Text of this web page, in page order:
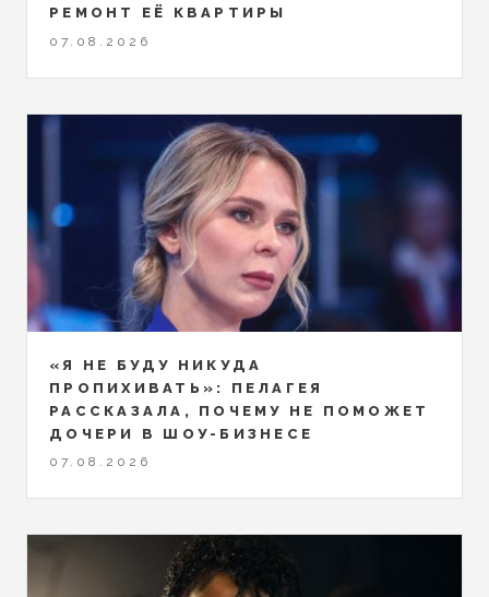
РЕМОНТ ЕЁ КВАРТИРЫ
07.08.2026
«Я НЕ БУДУ НИКУДА
ПРОПИХИВАТЬ»: ПЕЛАГЕЯ
РАССКАЗАЛА, ПОЧЕМУ НЕ ПОМОЖЕТ
ДОЧЕРИ В ШОУ-БИЗНЕСЕ
07.08.2026